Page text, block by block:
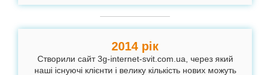
2014 рік
Створили сайт 3g-internet-svit.com.ua, через який
наші існуючі клієнти і велику кількість нових можуть